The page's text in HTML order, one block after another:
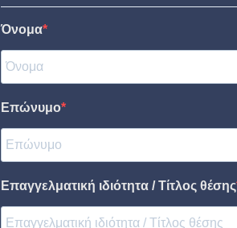
Όνομα
Επώνυμο
Επαγγελματική ιδιότητα / Τίτλος θέσης